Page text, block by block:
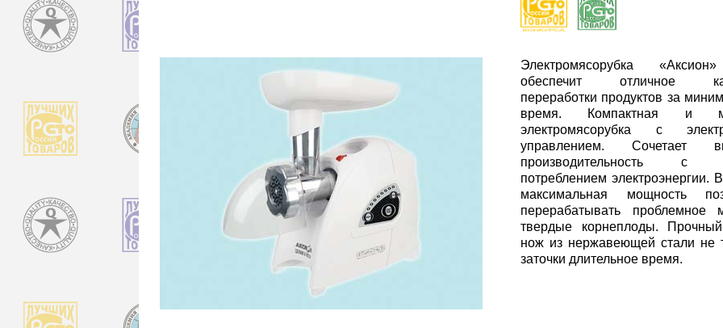
Электромясорубка
обеспечит отличное
переработки продуктов за
время. Компактная и
электромясорубка с
управлением. Сочетает
производительность с
потреблением электроэнергии.
максимальная мощность
перерабатывать проблемное
твердые корнеплоды.
нож из нержавеющей стали не
заточки длительное время.